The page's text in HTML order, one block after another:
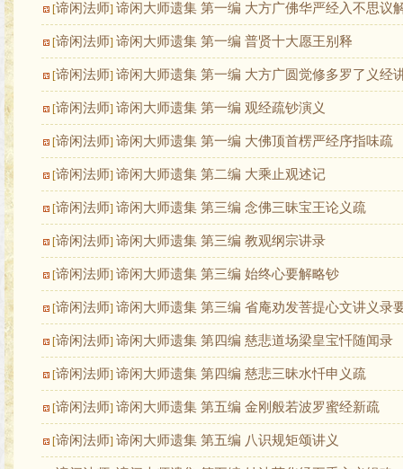
[谛闲法师] 谛闲大师遗集 第一编 大方广佛华严经入不思议
[谛闲法师] 谛闲大师遗集 第一编 普贤十大愿王别释
[谛闲法师] 谛闲大师遗集 第一编 大方广圆觉修多罗了义经
[谛闲法师] 谛闲大师遗集 第一编 观经疏钞演义
[谛闲法师] 谛闲大师遗集 第一编 大佛顶首楞严经序指味疏
[谛闲法师] 谛闲大师遗集 第二编 大乘止观述记
[谛闲法师] 谛闲大师遗集 第三编 念佛三昧宝王论义疏
[谛闲法师] 谛闲大师遗集 第三编 教观纲宗讲录
[谛闲法师] 谛闲大师遗集 第三编 始终心要解略钞
[谛闲法师] 谛闲大师遗集 第三编 省庵劝发菩提心文讲义录
[谛闲法师] 谛闲大师遗集 第四编 慈悲道场梁皇宝忏随闻录
[谛闲法师] 谛闲大师遗集 第四编 慈悲三昧水忏申义疏
[谛闲法师] 谛闲大师遗集 第五编 金刚般若波罗蜜经新疏
[谛闲法师] 谛闲大师遗集 第五编 八识规矩颂讲义